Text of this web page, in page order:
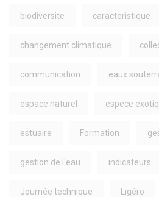
biodiversite caracteristique
changement climatique
communication eaux
espace naturel espece
estuaire Formation
gestion de l'eau indicateurs
Journée technique Ligéro